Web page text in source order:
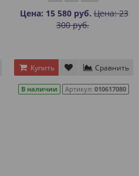
Цена: 15 580 руб. Цена: 23
300 руб.
Купить Сравнить
В наличии Артикул: 010617080